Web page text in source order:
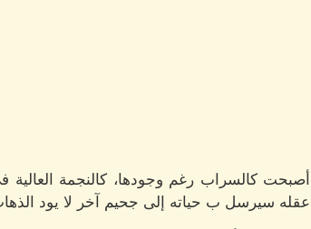
أصبحت كالسراب رغم وجودها، كالنجمة
عقله سيرسل ب حياته إلى جحيم آخر لا يود